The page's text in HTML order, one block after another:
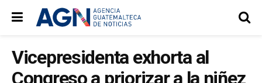
Vicepresidenta exhorta al
Congreso a priorizar a la niñez